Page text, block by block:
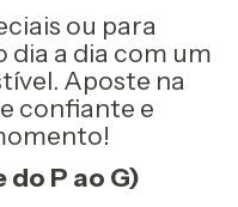
ou para
a dia com um
Aposte na
confiante e
do P ao G)